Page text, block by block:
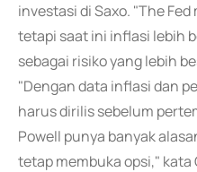
investasi di Saxo. "The
tetapi saat ini inflasi lebih
sebagai risiko yang lebih
"Dengan data inflasi dan
harus dirilis sebelum
Powell punya banyak
tetap membuka opsi," kata